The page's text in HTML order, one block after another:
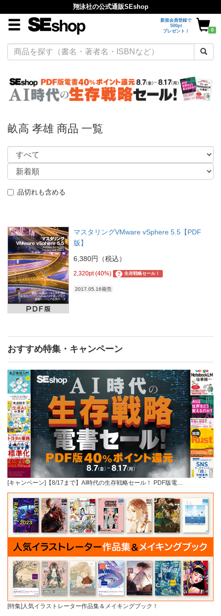
翔泳社の公式通販SEshop
新規会員登録で
500pt
プレゼント！
0
畝高 孝雄 商品 一覧
品切れも含める
マスタリングVMware vSphere 5.5【PDF
版】
6,380円（税込）
2,320pt (40%) ? 生存戦略セール！
2017.05.16発売
おすすめ特集・キャンペーン
[キャンペーン]【8/17まで】AI時代の生存戦略セール！ PDF版電…
[特集]人気イラストレーター作品集＆メイキングブック！